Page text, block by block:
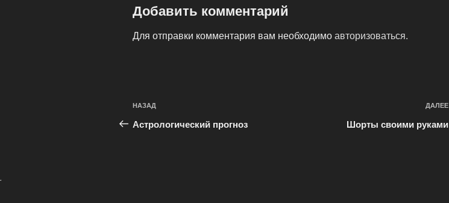
Добавить комментарий
Для отправки комментария вам необходимоавторизоваться.
Навигация
по
Предыдущая
запись:
НАЗАД
Астрологический прогноз
ДАЛЕЕ
Шорты своими руками
.